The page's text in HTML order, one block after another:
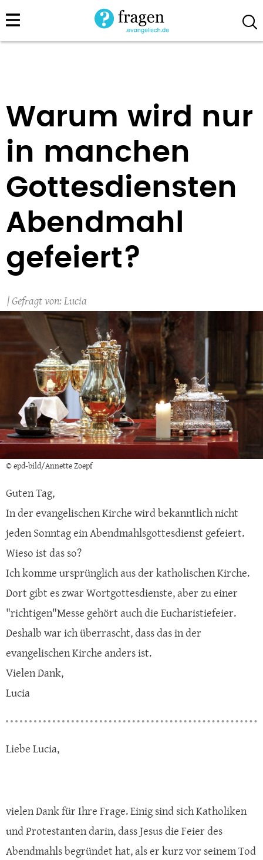
Direkt
zum
Warum wird nur
in manchen
Gottesdiensten
Abendmahl
gefeiert?
Lucia
© epd-bild/Annette Zoepf
Guten Tag,
In der evangelischen Kirche wird bekanntlich nicht
jeden Sonntag ein Abendmahlsgottesdienst gefeiert.
Wieso ist das so?
Ich komme ursprünglich aus der katholischen Kirche.
Dort gibt es zwar Wortgottesdienste, aber zu einer
"richtigen"Messe gehört auch die Eucharistiefeier.
Deshalb war ich überrascht, dass das in der
evangelischen Kirche anders ist.
Vielen Dank,
Lucia
Liebe Lucia,
vielen Dank für Ihre Frage. Einig sind sich Katholiken
und Protestanten darin, dass Jesus die Feier des
Abendmahls begründet hat, als er kurz vor seinem Tod